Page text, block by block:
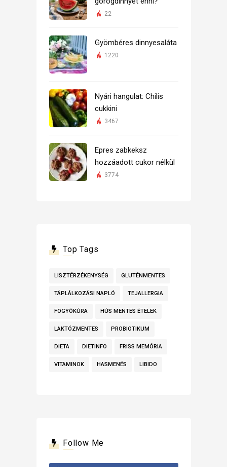
22
Gyömbéres dinnyesaláta
1220
Nyári hangulat: Chilis
cukkini
3467
Epres zabkeksz
hozzáadott cukor nélkül
3774
Top Tags
LISZTÉRZÉKENYSÉG GLUTÉNMENTES
TÁPLÁLKOZÁSI NAPLÓ TEJALLERGIA
FOGYÓKÚRA HÚS MENTES ÉTELEK
LAKTÓZMENTES PROBIOTIKUM
DIETA DIETINFO FRISS MEMÓRIA
VITAMINOK HASMENÉS LIBIDO
Follow Me